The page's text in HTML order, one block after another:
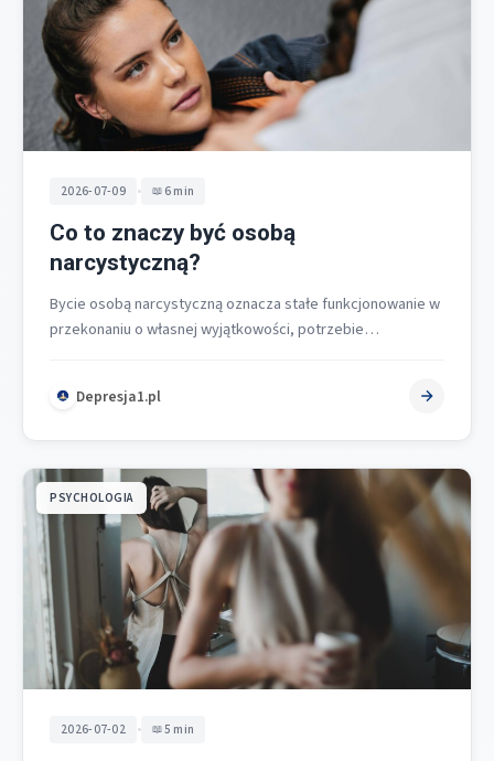
2026-07-09 • 6 min
Co to znaczy być osobą
narcystyczną?
Bycie osobą narcystyczną oznacza stałe funkcjonowanie w
przekonaniu o własnej wyjątkowości, potrzebie
Depresja1.pl
PSYCHOLOGIA
2026-07-02 • 5 min